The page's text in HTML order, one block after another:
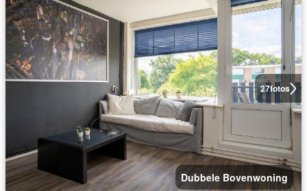
27fotos
Dubbele Bovenwoning